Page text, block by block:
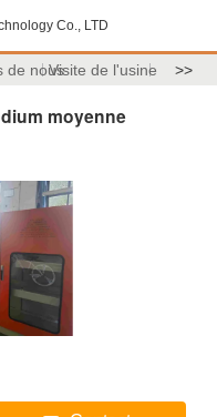
Co., LTD
de nousVisite de l'usine >>
moyenne